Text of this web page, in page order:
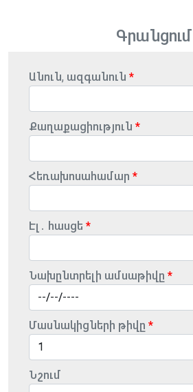
Գրանցում
Անուն, ազգանուն
Քաղաքացիություն
Հեռախոսահամար
Էլ․ հասցե
Նախընտրելի ամսաթիվը
Մասնակիցների թիվը
Նշում